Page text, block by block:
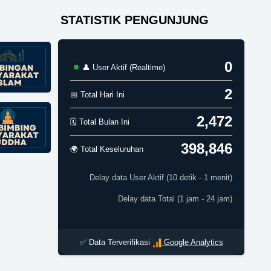
STATISTIK PENGUNJUNG
👤 User Aktif (Realtime) 0
📅 Total Hari Ini 2
🗓️ Total Bulan Ini 2,472
🌍 Total Keseluruhan 398,846
Delay data User Aktif (10 detik - 1 menit)
Delay data Total (1 jam - 24 jam)
✅ Data Terverifikasi Google Analytics